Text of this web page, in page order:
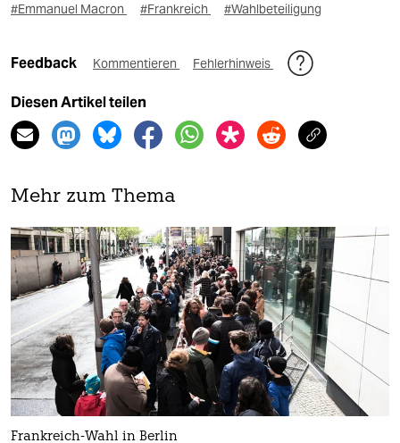
#Emmanuel Macron #Frankreich #Wahlbeteiligung
Feedback Kommentieren Fehlerhinweis
Diesen Artikel teilen
Mehr zum Thema
Frankreich-Wahl in Berlin